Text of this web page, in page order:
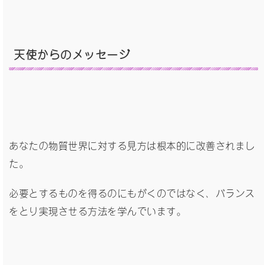
天使からのメッセージ
あなたの物質世界に対する見方は根本的に改善されまし
た。
必要とするものを得るのにもがくのではなく、バランス
をとり実現させる方法を学んでいます。